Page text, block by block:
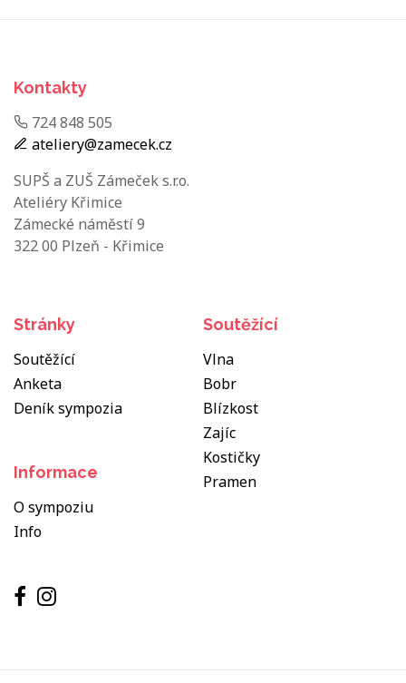
Kontakty
724 848 505
ateliery@zamecek.cz
SUPŠ a ZUŠ Zámeček s.r.o.
Ateliéry Křimice
Zámecké náměstí 9
322 00 Plzeň - Křimice
Stránky
Soutěžící
Anketa
Deník sympozia
Informace
O sympoziu
Info
Soutěžící
Vlna
Bobr
Blízkost
Zajíc
Kostičky
Pramen